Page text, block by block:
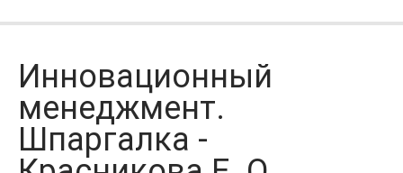
ЗАКЛАДКИ
Инновационный
менеджмент.
Шпаргалка -